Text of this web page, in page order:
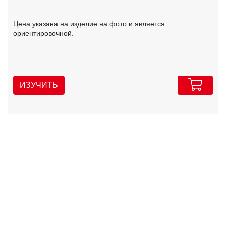
Цена указана на изделие на фото и является
ориентировочной.
ИЗУЧИТЬ